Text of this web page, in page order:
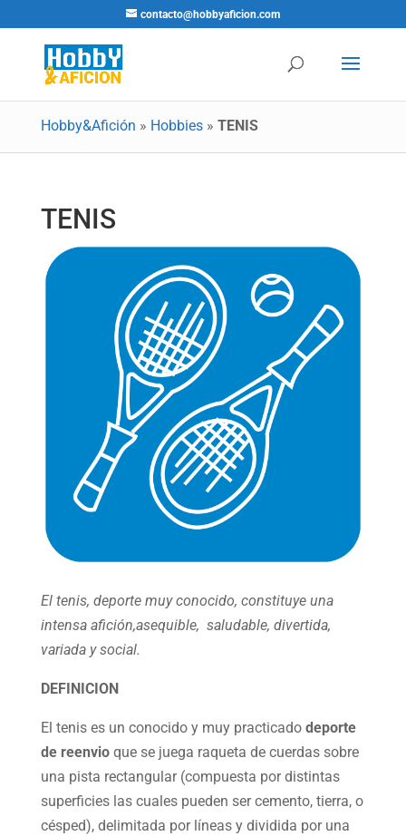
contacto@hobbyaficion.com
Hobby&Afición » Hobbies» TENIS
TENIS
El tenis, deporte muy conocido, constituye una
intensa afición,asequible, saludable, divertida,
variada y social.
DEFINICION
El tenis es un conocido y muy practicado deporte
de reenvioque se juega raqueta de cuerdas sobre
una pista rectangular (compuesta por distintas
superficies las cuales pueden ser cemento, tierra, o
césped), delimitada por líneas y dividida por una